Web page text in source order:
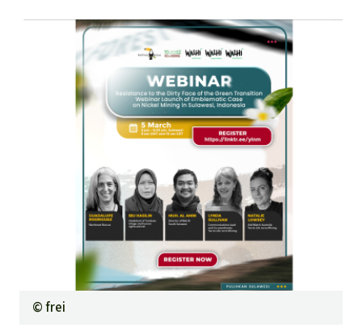
Kayu tropis
Peternakan masal
Masyarakat Adat
©frei